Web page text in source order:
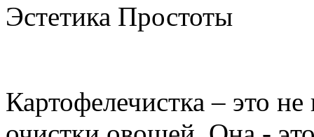
Эстетика Простоты
Картофелечистка – это